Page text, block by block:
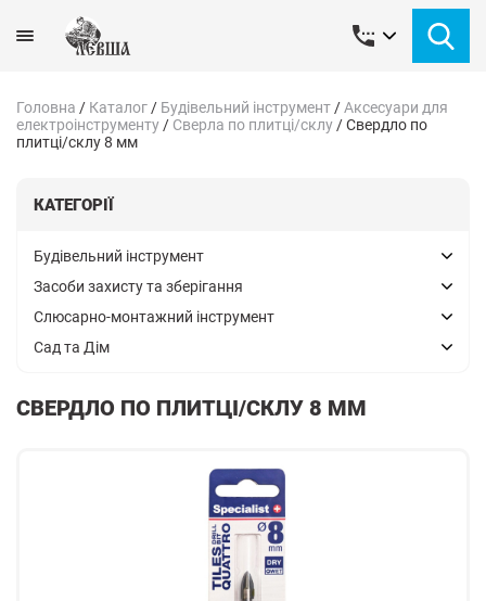
Головна / Каталог / Будівельний інструмент /Аксесуари для
електроінструменту / Сверла по плитці/склу /Свердло по
плитці/склу 8 мм
КАТЕГОРІЇ
Будівельний інструмент
Засоби захисту та зберігання
Слюсарно-монтажний інструмент
Сад та Дім
СВЕРДЛО ПО ПЛИТЦІ/СКЛУ 8 ММ